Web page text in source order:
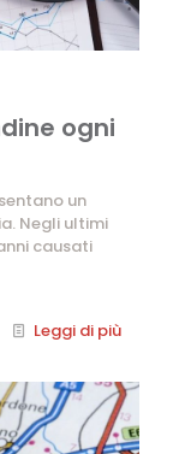
ogni
un
Negli ultimi
causati
Leggi di più